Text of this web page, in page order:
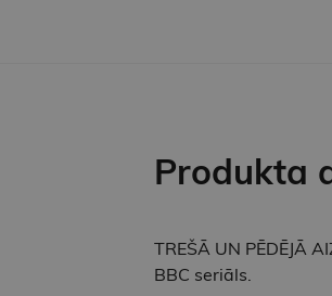
Produkta
TREŠĀ UN PĒDĒJĀ
BBC seriāls.